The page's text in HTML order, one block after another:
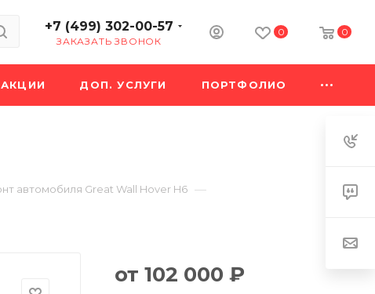
+7 (499) 302-00-57
ЗАКАЗАТЬ ЗВОНОК
0 0
АКЦИИ ДОП. УСЛУГИ ПОРТФОЛИО
автомобиля Great Wall Hover H6 —
102 000 ₽